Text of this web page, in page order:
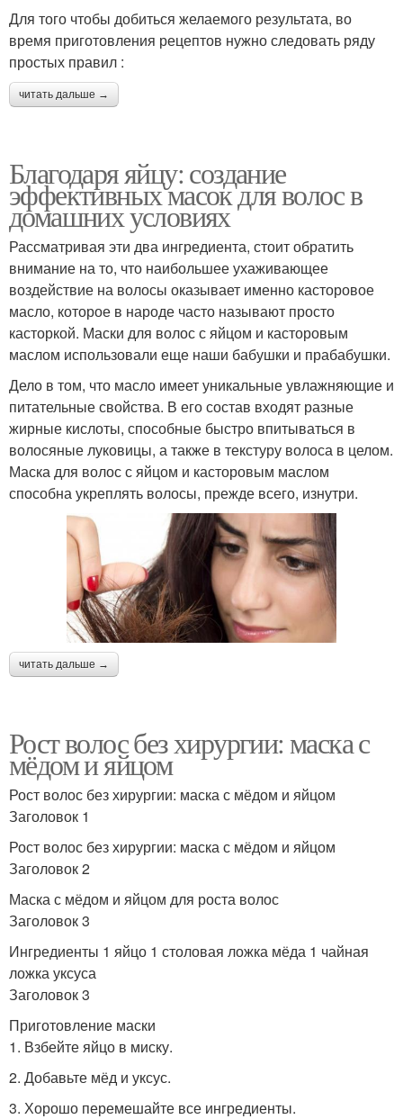
Для того чтобы добиться желаемого результата, во
время приготовления рецептов нужно следовать ряду
простых правил :
читать дальше →
Благодаря яйцу: создание
эффективных масок для волос в
домашних условиях
Рассматривая эти два ингредиента, стоит обратить
внимание на то, что наибольшее ухаживающее
воздействие на волосы оказывает именно касторовое
масло, которое в народе часто называют просто
касторкой. Маски для волос с яйцом и касторовым
маслом использовали еще наши бабушки и прабабушки.
Дело в том, что масло имеет уникальные увлажняющие и
питательные свойства. В его состав входят разные
жирные кислоты, способные быстро впитываться в
волосяные луковицы, а также в текстуру волоса в целом.
Маска для волос с яйцом и касторовым маслом
способна укреплять волосы, прежде всего, изнутри.
читать дальше →
Рост волос без хирургии: маска с
мёдом и яйцом
Рост волос без хирургии: маска с мёдом и яйцом
Заголовок 1
Рост волос без хирургии: маска с мёдом и яйцом
Заголовок 2
Маска с мёдом и яйцом для роста волос
Заголовок 3
Ингредиенты 1 яйцо 1 столовая ложка мёда 1 чайная
ложка уксуса
Заголовок 3
Приготовление маски
1. Взбейте яйцо в миску.
2. Добавьте мёд и уксус.
3. Хорошо перемешайте все ингредиенты.